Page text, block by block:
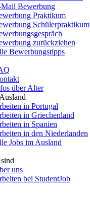
Bewerbung
Praktikum
Schülerpraktikum
zurückziehen
Bewerbungstipps
über Alter
in Portugal
in Griechenland
in Spanien
in den Niederlanden
Jobs im Ausland
uns
bei StudentJob